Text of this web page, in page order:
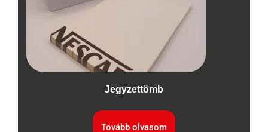
Jegyzettömb
Tovább olvasom